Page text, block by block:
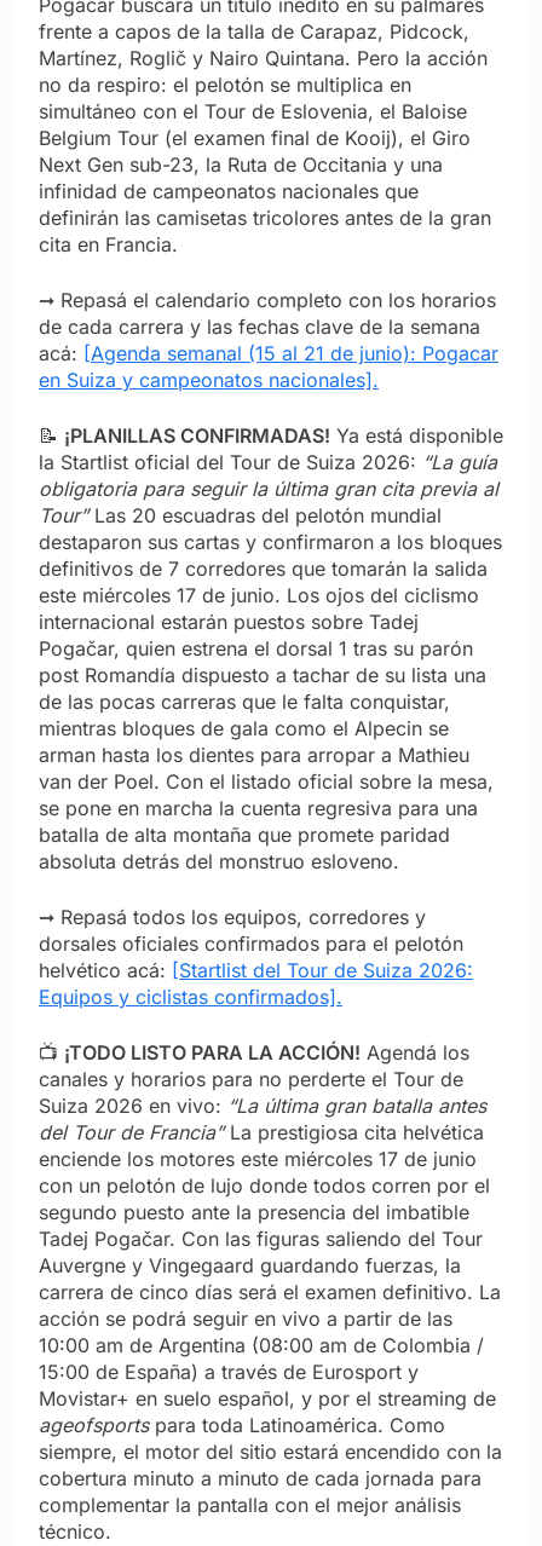
Pogačar buscará un título inédito en su palmarés
frente a capos de la talla de Carapaz, Pidcock,
Martínez, Roglič y Nairo Quintana. Pero la acción
no da respiro: el pelotón se multiplica en
simultáneo con el Tour de Eslovenia, el Baloise
Belgium Tour (el examen final de Kooij), el Giro
Next Gen sub-23, la Ruta de Occitania y una
infinidad de campeonatos nacionales que
definirán las camisetas tricolores antes de la gran
cita en Francia.
➞ Repasá el calendario completo con los horarios
de cada carrera y las fechas clave de la semana
acá: [Agenda semanal (15 al 21 de junio): Pogacar
en Suiza y campeonatos nacionales].
📝 ¡PLANILLAS CONFIRMADAS! Ya está disponible
la Startlist oficial del Tour de Suiza 2026: “La guía
obligatoria para seguir la última gran cita previa al
Tour”Las 20 escuadras del pelotón mundial
destaparon sus cartas y confirmaron a los bloques
definitivos de 7 corredores que tomarán la salida
este miércoles 17 de junio. Los ojos del ciclismo
internacional estarán puestos sobre Tadej
Pogačar, quien estrena el dorsal 1 tras su parón
post Romandía dispuesto a tachar de su lista una
de las pocas carreras que le falta conquistar,
mientras bloques de gala como el Alpecin se
arman hasta los dientes para arropar a Mathieu
van der Poel. Con el listado oficial sobre la mesa,
se pone en marcha la cuenta regresiva para una
batalla de alta montaña que promete paridad
absoluta detrás del monstruo esloveno.
➞ Repasá todos los equipos, corredores y
dorsales oficiales confirmados para el pelotón
helvético acá: [Startlist del Tour de Suiza 2026:
Equipos y ciclistas confirmados].
📺 ¡TODO LISTO PARA LA ACCIÓN! Agendá los
canales y horarios para no perderte el Tour de
Suiza 2026 en vivo: “La última gran batalla antes
del Tour de Francia”La prestigiosa cita helvética
enciende los motores este miércoles 17 de junio
con un pelotón de lujo donde todos corren por el
segundo puesto ante la presencia del imbatible
Tadej Pogačar. Con las figuras saliendo del Tour
Auvergne y Vingegaard guardando fuerzas, la
carrera de cinco días será el examen definitivo. La
acción se podrá seguir en vivo a partir de las
10:00 am de Argentina (08:00 am de Colombia /
15:00 de España) a través de Eurosport y
Movistar+ en suelo español, y por el streaming de
ageofsportspara toda Latinoamérica. Como
siempre, el motor del sitio estará encendido con la
cobertura minuto a minuto de cada jornada para
complementar la pantalla con el mejor análisis
técnico.